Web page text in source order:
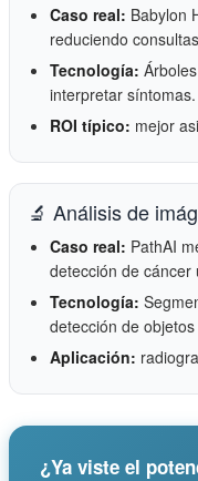
Caso real: Babylon
reduciendo
Tecnología:
interpretar síntomas.
ROI típico: mejor
🔬 Análisis de
Caso real: PathAI
detección de cáncer
Tecnología:
detección de
Aplicación:
¿Ya viste el